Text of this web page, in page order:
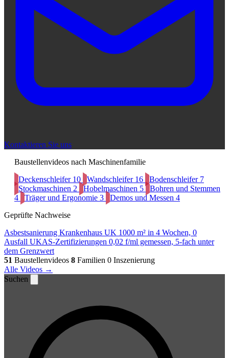
Kontaktieren Sie uns
Baustellenvideos nach Maschinenfamilie
Deckenschleifer 10 Wandschleifer 16 Bodenschleifer 7
Stockmaschinen 2 Hobelmaschinen 5
Bohren und Stemmen
4
Träger und Ergonomie 3 Demos und Messen 4
Geprüfte Nachweise
Asbestsanierung Krankenhaus UK 1000 m² in 4 Wochen, 0
Ausfall UKAS-Zertifizierungen 0,02 f/ml gemessen, 5-fach unter
dem Grenzwert
51 Baustellenvideos 8 Familien 0 Inszenierung
Alle Videos →
Suchen